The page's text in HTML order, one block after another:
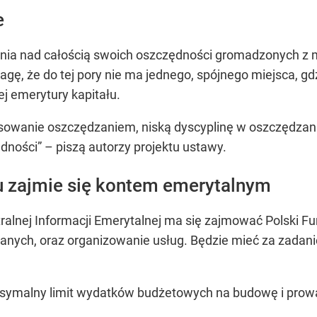
nad całością swoich oszczędności gromadzonych z
że do tej pory nie ma jednego, spójnego miejsca,
emerytury kapitału.
oszczędzaniem, niską dyscyplinę w
– piszą autorzy projektu ustawy.
zajmie się kontem emerytalnym
Informacji Emerytalnej ma się zajmować Polski
oraz organizowanie usług. Będzie mieć za
limit wydatków budżetowych na budowę i